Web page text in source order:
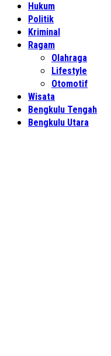
Hukum
Politik
Kriminal
Ragam
Olahraga
Lifestyle
Otomotif
Wisata
Bengkulu Tengah
Bengkulu Utara